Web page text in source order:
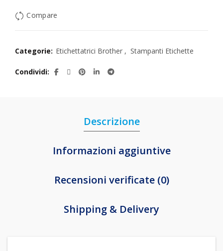
Compare
Categorie: Etichettatrici Brother , Stampanti Etichette
Condividi
Descrizione
Informazioni aggiuntive
Recensioni verificate (0)
Shipping & Delivery